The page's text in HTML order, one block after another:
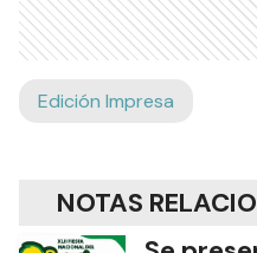
Edición Impresa
NOTAS